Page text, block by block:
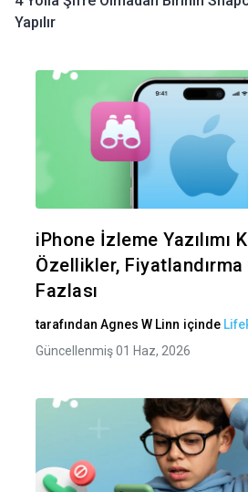
Yapılır
iPhone İzleme Yazılımı
Özellikler, Fiyatlandırma
Fazlası
tarafından Agnes W Linn içinde
Güncellenmiş 01 Haz, 2026